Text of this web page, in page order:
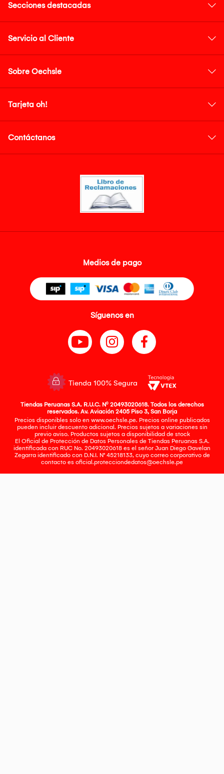
Secciones destacadas
Servicio al Cliente
Sobre Oechsle
Tarjeta oh!
Contáctanos
Medios de pago
Síguenos en
Tienda 100% Segura
Tiendas Peruanas S.A. R.U.C. Nº 20493020618. Todos los derechos
reservados. Av. Aviación 2405 Piso 3, San Borja
Precios disponibles solo en www.oechsle.pe. Precios online publicados
pueden incluir descuento adicional. Precios sujetos a variaciones sin
previo aviso. Productos sujetos a disponibilidad de stock
El Oficial de Protección de Datos Personales de Tiendas Peruanas S.A.
identificada con RUC No. 20493020618 es el señor Juan Diego Gavelan
Zegarra identificado con D.N.I. N° 45218133, cuyo correo corporativo de
contacto es oficial.protecciondedatos@oechsle.pe